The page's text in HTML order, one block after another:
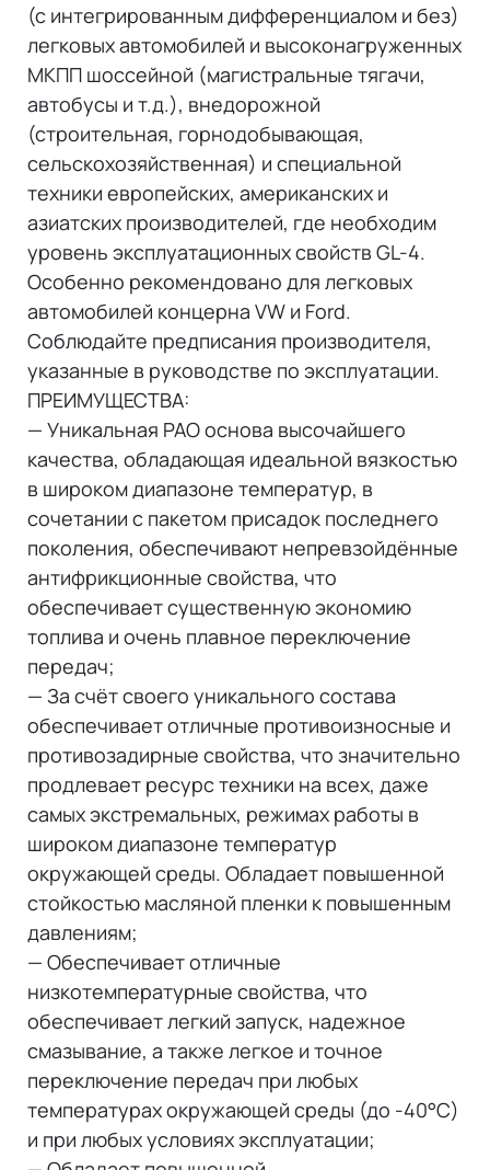
(с интегрированным дифференциалом и без)
легковых автомобилей и высоконагруженных
МКПП шоссейной (магистральные тягачи,
автобусы и т.д.), внедорожной
(строительная, горнодобывающая,
сельскохозяйственная) и специальной
техники европейских, американских и
азиатских производителей, где необходим
уровень эксплуатационных свойств GL-4.
Особенно рекомендовано для легковых
автомобилей концерна VW и Ford.
Соблюдайте предписания производителя,
указанные в руководстве по эксплуатации.
ПРЕИМУЩЕСТВА:
— Уникальная PAO основа высочайшего
качества, обладающая идеальной вязкостью
в широком диапазоне температур, в
сочетании с пакетом присадок последнего
поколения, обеспечивают непревзойдённые
антифрикционные свойства, что
обеспечивает существенную экономию
топлива и очень плавное переключение
передач;
— За счёт своего уникального состава
обеспечивает отличные противоизносные и
противозадирные свойства, что значительно
продлевает ресурс техники на всех, даже
самых экстремальных, режимах работы в
широком диапазоне температур
окружающей среды. Обладает повышенной
стойкостью масляной пленки к повышенным
давлениям;
— Обеспечивает отличные
низкотемпературные свойства, что
обеспечивает легкий запуск, надежное
смазывание, а также легкое и точное
переключение передач при любых
температурах окружающей среды (до -40°C)
и при любых условиях эксплуатации;